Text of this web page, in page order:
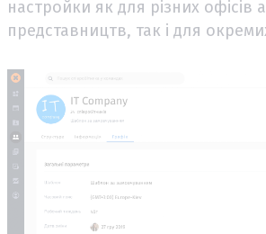
настройки як для різних офісів
представництв, так і для